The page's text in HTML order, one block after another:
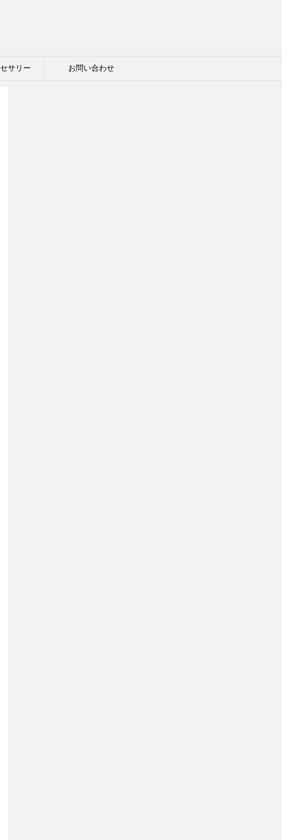
サリー お問い合わせ